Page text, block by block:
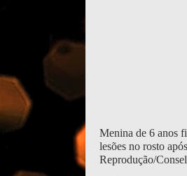
Menina de 6 anos
lesões no rosto
Reprodução/